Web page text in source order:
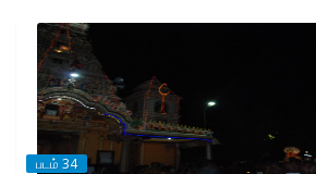
படம் 34